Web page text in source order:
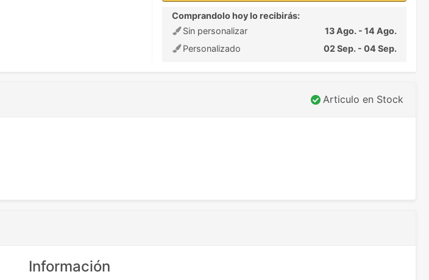
Comprandolo hoy lo recibirás:
Sin personalizar
13 Ago. - 14 Ago.
Personalizado
02 Sep. - 04 Sep.
Articulo en Stock
Información